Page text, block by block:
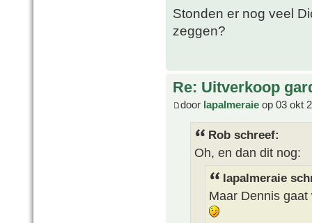
Stonden er nog veel
zeggen?
Re: Uitverkoop
door lapalmeraie op 03 okt
Rob schreef:
Oh, en dan dit nog:
lapalmeraie
Maar Dennis